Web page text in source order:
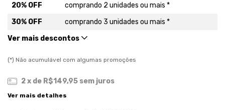
20% OFF
comprando 2 unidades ou mais *
30% OFF
comprando 3 unidades ou mais *
Ver mais descontos
(*) Não acumulável com algumas promoções
2x de R$149,95 sem juros
Ver mais detalhes